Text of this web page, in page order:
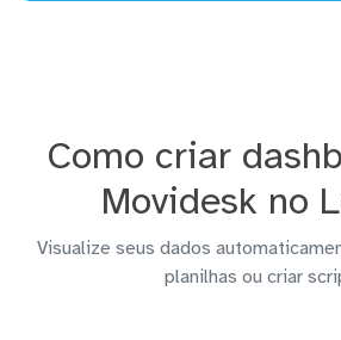
Como criar
Movidesk no
Visualize seus dados
planilhas ou criar